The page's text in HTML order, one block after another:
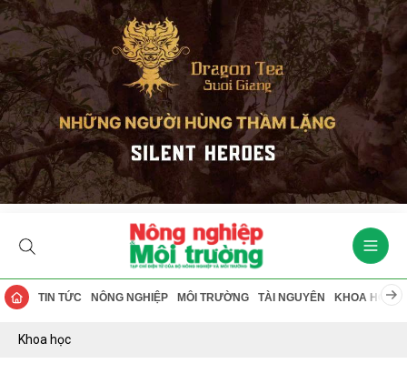
TIN TỨC NÔNG NGHIỆP MÔI TRƯỜNG TÀI NGUYÊN KHOA HỌC
Khoa học